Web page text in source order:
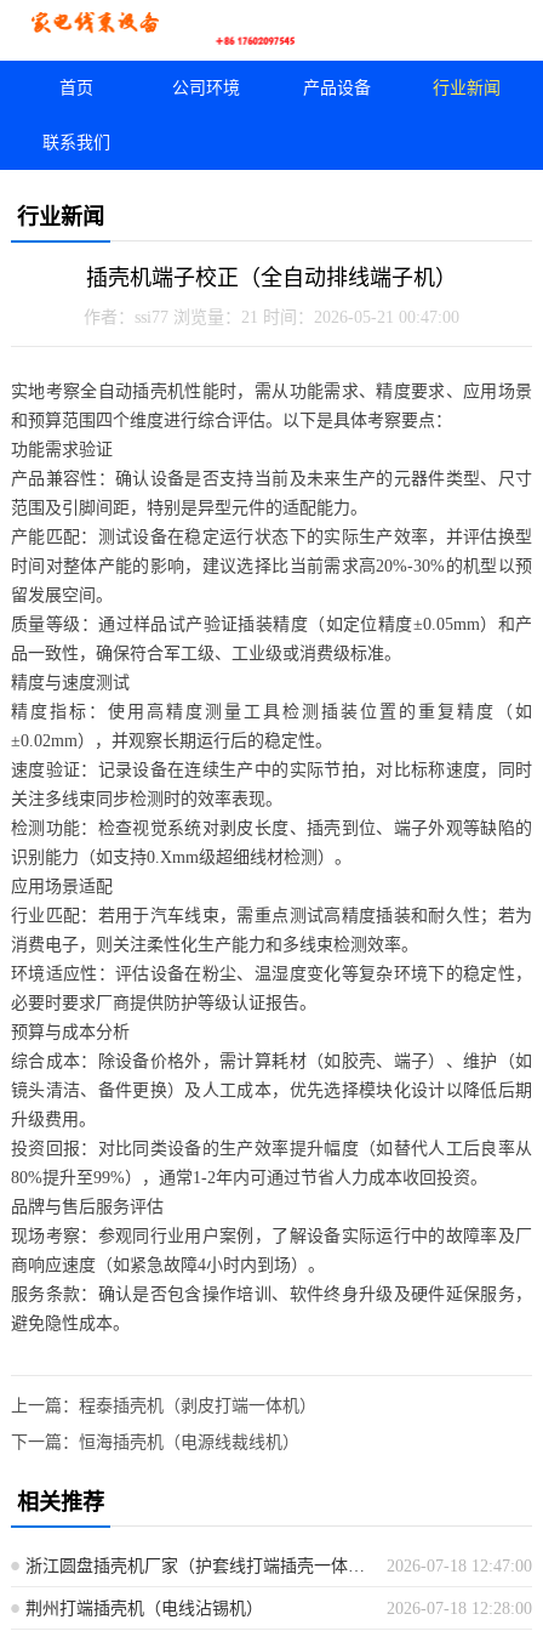
首页 公司环境 产品设备 行业新闻
联系我们
行业新闻
插壳机端子校正（全自动排线端子机）
作者：ssi77 浏览量：21 时间：2026-05-21 00:47:00
实地考察全自动插壳机性能时，需从功能需求、精度要求、应用场景
和预算范围四个维度进行综合评估。以下是具体考察要点：
功能需求验证
产品兼容性：确认设备是否支持当前及未来生产的元器件类型、尺寸
范围及引脚间距，特别是异型元件的适配能力。
产能匹配：测试设备在稳定运行状态下的实际生产效率，并评估换型
时间对整体产能的影响，建议选择比当前需求高20%-30%的机型以预
留发展空间。
质量等级：通过样品试产验证插装精度（如定位精度±0.05mm）和产
品一致性，确保符合军工级、工业级或消费级标准。
精度与速度测试
精度指标：使用高精度测量工具检测插装位置的重复精度（如
±0.02mm），并观察长期运行后的稳定性。
速度验证：记录设备在连续生产中的实际节拍，对比标称速度，同时
关注多线束同步检测时的效率表现。
检测功能：检查视觉系统对剥皮长度、插壳到位、端子外观等缺陷的
识别能力（如支持0.Xmm级超细线材检测）。
应用场景适配
行业匹配：若用于汽车线束，需重点测试高精度插装和耐久性；若为
消费电子，则关注柔性化生产能力和多线束检测效率。
环境适应性：评估设备在粉尘、温湿度变化等复杂环境下的稳定性，
必要时要求厂商提供防护等级认证报告。
预算与成本分析
综合成本：除设备价格外，需计算耗材（如胶壳、端子）、维护（如
镜头清洁、备件更换）及人工成本，优先选择模块化设计以降低后期
升级费用。
投资回报：对比同类设备的生产效率提升幅度（如替代人工后良率从
80%提升至99%），通常1-2年内可通过节省人力成本收回投资。
品牌与售后服务评估
现场考察：参观同行业用户案例，了解设备实际运行中的故障率及厂
商响应速度（如紧急故障4小时内到场）。
服务条款：确认是否包含操作培训、软件终身升级及硬件延保服务，
避免隐性成本。
上一篇： 程泰插壳机（剥皮打端一体机）
下一篇： 恒海插壳机（电源线裁线机）
相关推荐
2026-07-18 12:47:00
浙江圆盘插壳机厂家（护套线打端插壳一体机）
2026-07-18 12:28:00
荆州打端插壳机（电线沾锡机）